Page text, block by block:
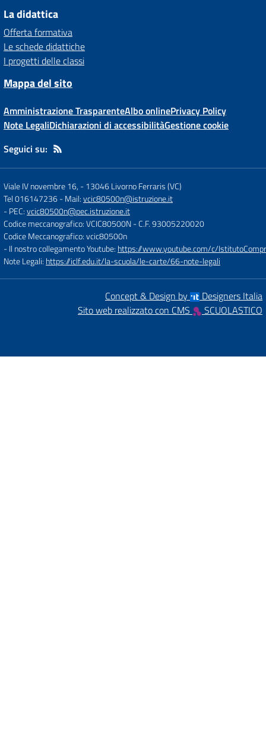
La didattica
Offerta formativa
Le schede didattiche
I progetti delle classi
Mappa del sito
Amministrazione TrasparenteAlbo onlinePrivacy Policy
Note LegaliDichiarazioni di accessibilitàGestione cookie
Seguici su:
Viale IV novembre 16, -13046 Livorno Ferraris (VC)
Tel 016147236- Mail:vcic80500n@istruzione.it
- PEC:vcic80500n@pec.istruzione.it
Codice meccanografico: VCIC80500N- C.F. 93005220020
Codice Meccanografico: vcic80500n
- Il nostro collegamento Youtube: https://www.youtube.com/c/
Note Legali: https://iclf.edu.it/la-scuola/le-carte/66-note-legali
Concept & Design by
Designers Italia
Sito web realizzato con CMS
SCUOLASTICO